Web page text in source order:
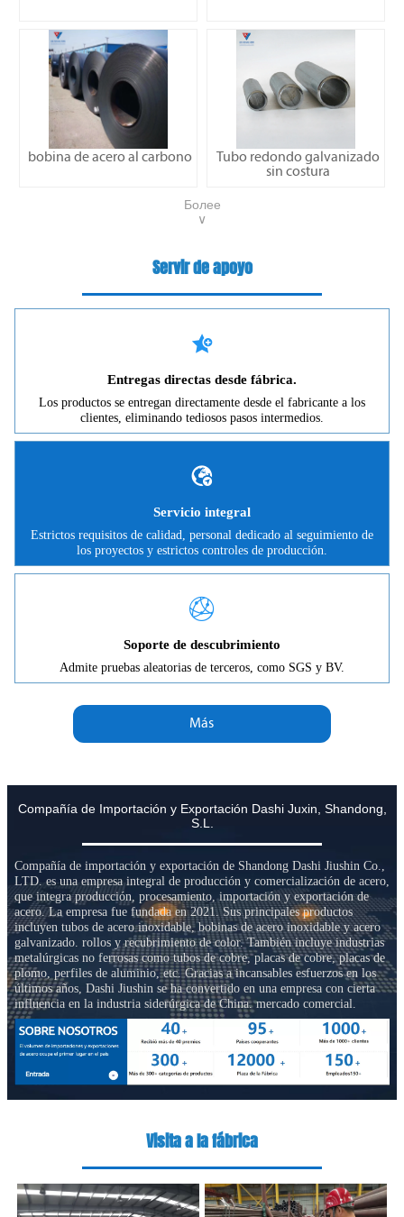
bobina de acero al carbono
Tubo redondo galvanizado
sin costura
Более
∨
Servir de apoyo

Entregas directas desde fábrica.
Los productos se entregan directamente desde el fabricante a los
clientes, eliminando tediosos pasos intermedios.

Servicio integral
Estrictos requisitos de calidad, personal dedicado al seguimiento de
los proyectos y estrictos controles de producción.

Soporte de descubrimiento
Admite pruebas aleatorias de terceros, como SGS y BV.
Más
Compañía de Importación y Exportación Dashi Juxin, Shandong,
S.L.
Compañía de importación y exportación de Shandong Dashi Jiushin Co.,
LTD. es una empresa integral de producción y comercialización de acero,
que integra producción, procesamiento, importación y exportación de
acero. La empresa fue fundada en 2021. Sus principales productos
incluyen tubos de acero inoxidable, bobinas de acero inoxidable y acero
galvanizado. rollos y recubrimiento de color. También incluye industrias
metalúrgicas no ferrosas como tubos de cobre, placas de cobre, placas de
plomo, perfiles de aluminio, etc. Gracias a incansables esfuerzos en los
últimos años, Dashi Jiushin se ha convertido en una empresa con cierta
influencia en la industria siderúrgica de China. mercado comercial.
Visita a la fábrica